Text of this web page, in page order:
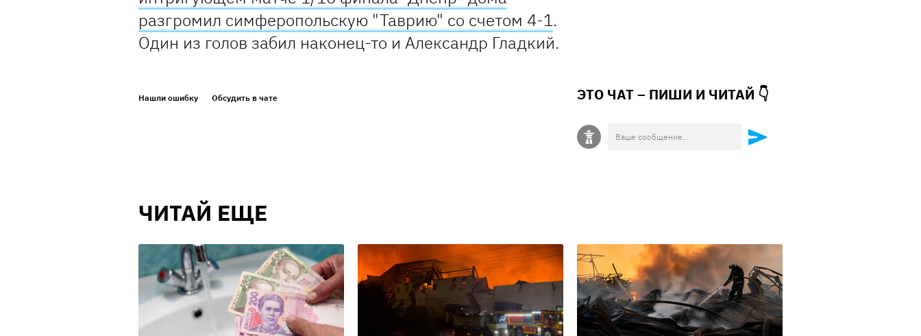
разгромил симферопольскую "Таврию" со счетом 4-1.
Один из голов забил наконец-то и Александр Гладкий.
Нашли ошибку Обсудить в чате ЭТО ЧАТ – ПИШИ И ЧИТАЙ 👇
ЧИТАЙ ЕЩЕ